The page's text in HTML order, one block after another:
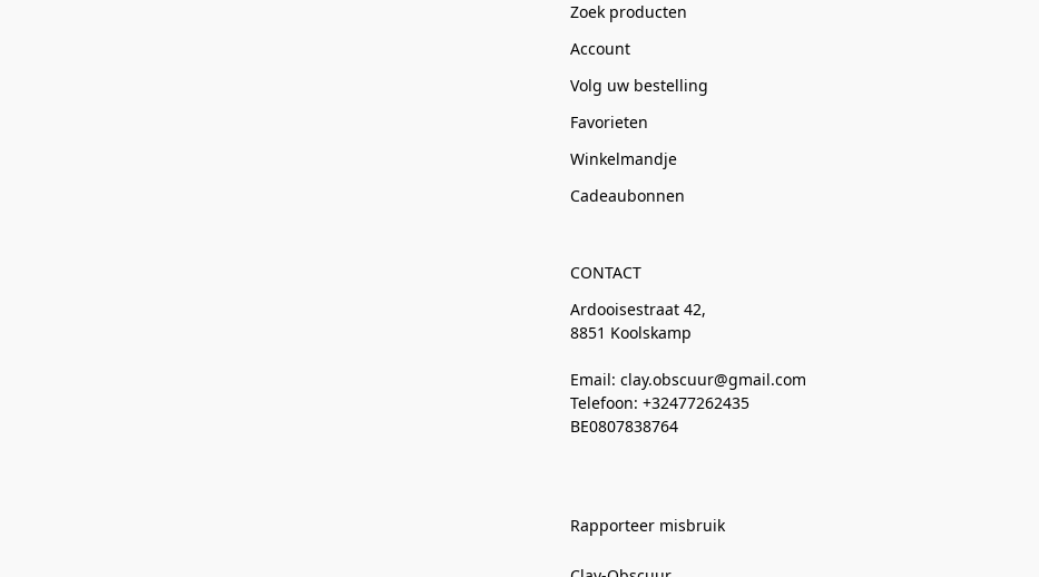
Zoek producten
Account
Volg uw bestelling
Favorieten
Winkelmandje
Cadeaubonnen
CONTACT
Ardooisestraat 42,
8851 Koolskamp
Email: clay.obscuur@gmail.com
Telefoon: +32477262435
BE0807838764
Rapporteer misbruik